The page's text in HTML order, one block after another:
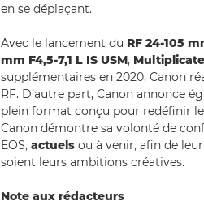
en se déplaçant.
Avec le lancement du RF 24-105
mm F4,5-7,1 L IS USM,
supplémentaires en 2020, Canon
RF. D’autre part, Canon annonce
plein format conçu pour redéfinir
Canon démontre sa volonté de
EOS, actuels ou à venir, afin de
soient leurs ambitions créatives.
Note aux rédacteurs